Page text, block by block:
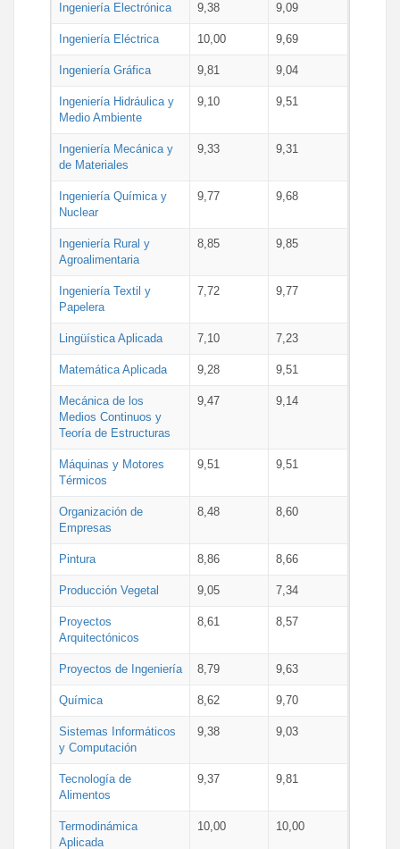
Ingeniería Electrónica 9,38 9,09
Ingeniería Eléctrica 10,00 9,69
Ingeniería Gráfica 9,81 9,04
Ingeniería Hidráulica y
Medio Ambiente
9,10 9,51
Ingeniería Mecánica y
de Materiales
9,33 9,31
Ingeniería Química y
Nuclear
9,77 9,68
Ingeniería Rural y
Agroalimentaria
8,85 9,85
Ingeniería Textil y
Papelera
7,72 9,77
Lingüística Aplicada 7,10 7,23
Matemática Aplicada 9,28 9,51
Mecánica de los
Medios Continuos y
Teoría de Estructuras
9,47 9,14
Máquinas y Motores
Térmicos
9,51 9,51
Organización de
Empresas
8,48 8,60
Pintura 8,86 8,66
Producción Vegetal 9,05 7,34
Proyectos
Arquitectónicos
8,61 8,57
Proyectos de Ingeniería 8,79 9,63
Química 8,62 9,70
Sistemas Informáticos
y Computación
9,38 9,03
Tecnología de
Alimentos
9,37 9,81
Termodinámica
Aplicada
10,00 10,00